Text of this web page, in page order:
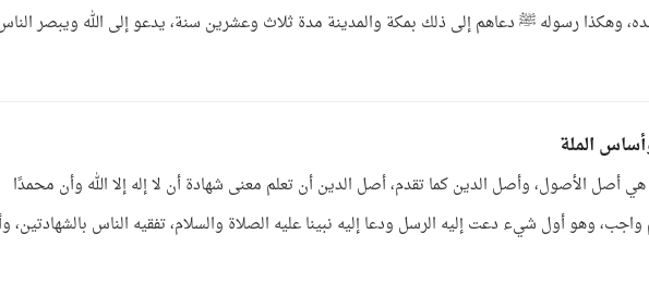
وهكذا رسوله ﷺ دعاهم إلى ذلك بمكة والمدينة مدة ثلاث وعشرين سنة، يدعو إلى الله ويبصر
الملة
أصل الأصول، وأصل الدين كما تقدم، أصل الدين أن تعلم معنى شهادة أن لا إله إلا الله وأن محمدًا
وهو أول شيء دعت إليه الرسل ودعا إليه نبينا عليه الصلاة والسلام، تفقيه الناس بالشهادتين،